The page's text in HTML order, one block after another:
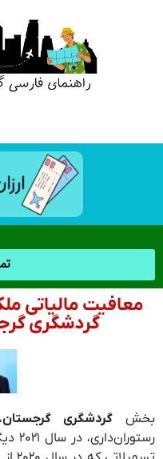
گردشگری
بخش گردشگری گرجستان